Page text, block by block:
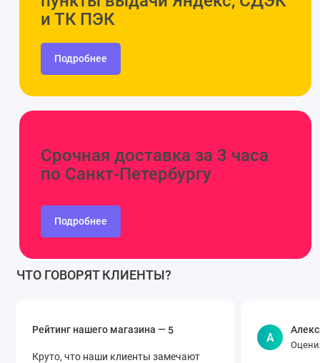
и ТК ПЭК
Подробнее
Срочная доставка за 3 часа
по Санкт-Петербургу
Подробнее
ЧТО ГОВОРЯТ КЛИЕНТЫ?
Рейтинг нашего магазина — 5
Круто, что наши клиенты замечают
А